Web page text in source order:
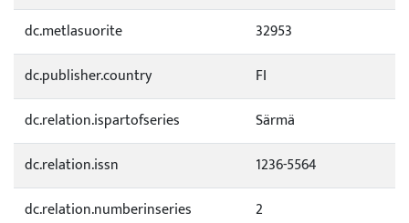
dc.metlasuorite
32953
dc.publisher.country
FI
dc.relation.ispartofseries
Särmä
dc.relation.issn
1236-5564
dc.relation.numberinseries
2